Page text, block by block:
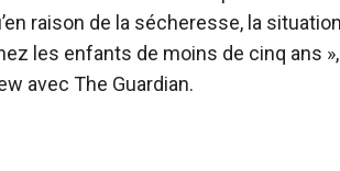
raison de la sécheresse, la
les enfants de moins de cinq ans
avec The Guardian.